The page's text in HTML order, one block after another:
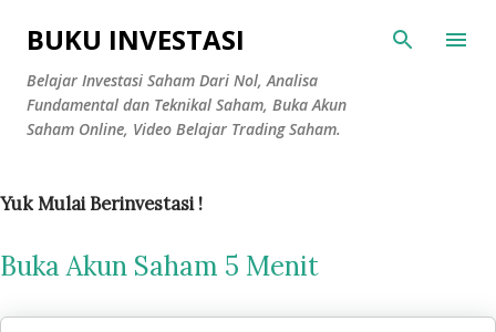
Langsung ke konten utama
BUKU INVESTASI
Belajar Investasi Saham Dari Nol, Analisa
Fundamental dan Teknikal Saham, Buka Akun
Saham Online, Video Belajar Trading Saham.
Yuk Mulai Berinvestasi !
Buka Akun Saham 5 Menit